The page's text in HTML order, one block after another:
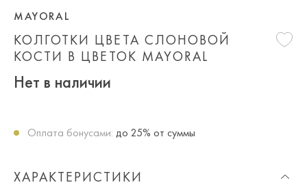
КОЛГОТКИ ЦВЕТА СЛОНОВОЙ
КОСТИ В ЦВЕТОК MAYORAL
MAYORAL
Нет в наличии
Оплата бонусами: до 25% от суммы
ХАРАКТЕРИСТИКИ